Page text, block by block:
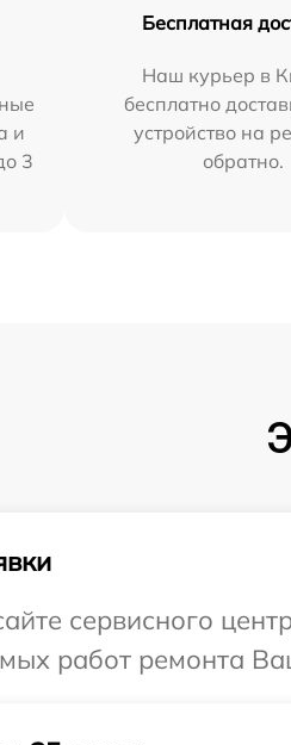
и
3
Бесплатная
Наш курьер в
бесплатно
устройство на
обратно.
сервисного
работ ремонта